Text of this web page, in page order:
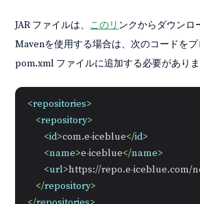
JAR ファイルは、 このリ ンクからダウンロ
Mavenを使用する場合は、次のコードを
pom.xml ファイルに追加する必要がありま
<repositories>
<repository>
<id>com.e-iceblue</id>
<name>e-iceblue</name>
<url>https://repo.e-iceblue.com/
</repository>